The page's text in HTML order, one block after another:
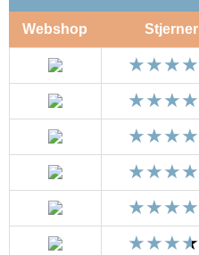
Webshop Stjerner